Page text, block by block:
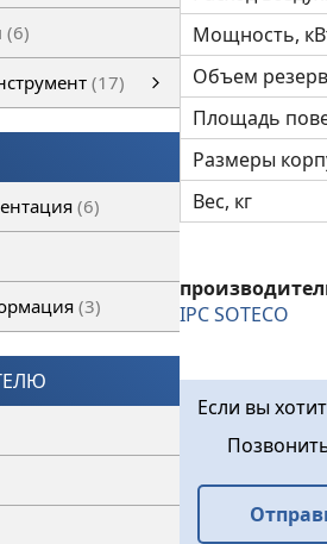
6
17
6
3
Мощность,
Объем
Площадь
Размеры
Вес, кг
IPC SOTECO
Если вы